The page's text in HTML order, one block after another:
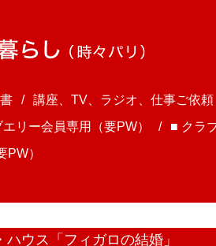
講座、TV、ラジオ、仕事ご依頼
リー会員専用（要PW） ■ クラ
）
ウス「フィガロの結婚」